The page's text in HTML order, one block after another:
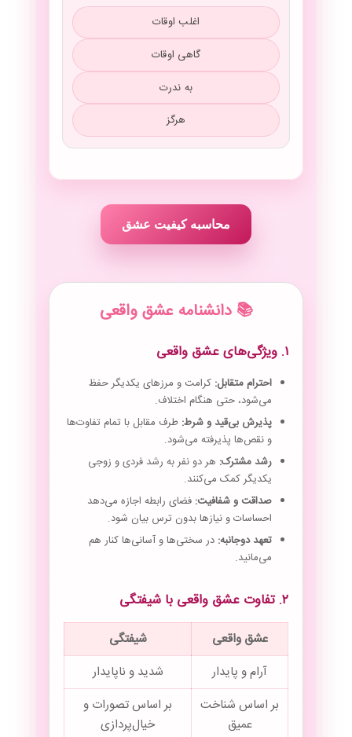
اغلب اوقات
گاهی اوقات
به ندرت
هرگز
محاسبه کیفیت عشق
📚 دانشنامه عشق واقعی
۱. ویژگی‌های عشق واقعی
احترام متقابل: کرامت و مرزهای یکدیگر حفظ
می‌شود، حتی هنگام اختلاف.
پذیرش بی‌قید و شرط: طرف مقابل با تمام تفاوت‌ها
و نقص‌ها پذیرفته می‌شود.
رشد مشترک: هر دو نفر به رشد فردی و زوجی
یکدیگر کمک می‌کنند.
صداقت و شفافیت: فضای رابطه اجازه می‌دهد
احساسات و نیازها بدون ترس بیان شود.
تعهد دوجانبه: در سختی‌ها و آسانی‌ها کنار هم
می‌مانید.
۲. تفاوت عشق واقعی با شیفتگی
عشق واقعی
شیفتگی
آرام و پایدار
شدید و ناپایدار
بر اساس شناخت
عمیق
بر اساس تصورات و
خیال‌پردازی